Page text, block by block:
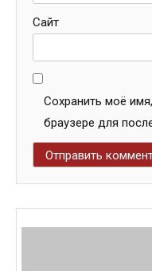
Сайт
Сохранить моё
браузере для